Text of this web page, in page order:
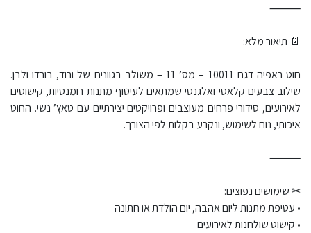
⸻
📄 תיאור מלא:
חוט ראפיה דגם 10011 – מס’ 11 – משולב בגוונים של ורוד, בורדו ולבן.
שילוב צבעים קלאסי ואלגנטי שמתאים לעיטוף מתנות רומנטיות, קישוטים
לאירועים, סידורי פרחים מעוצבים ופרויקטים יצירתיים עם טאץ’ נשי. החוט
איכותי, נוח לשימוש, ונקרע בקלות לפי הצורך.
⸻
✂ שימושים נפוצים:
• עטיפת מתנות ליום אהבה, יום הולדת או חתונה
• קישוט שולחנות לאירועים